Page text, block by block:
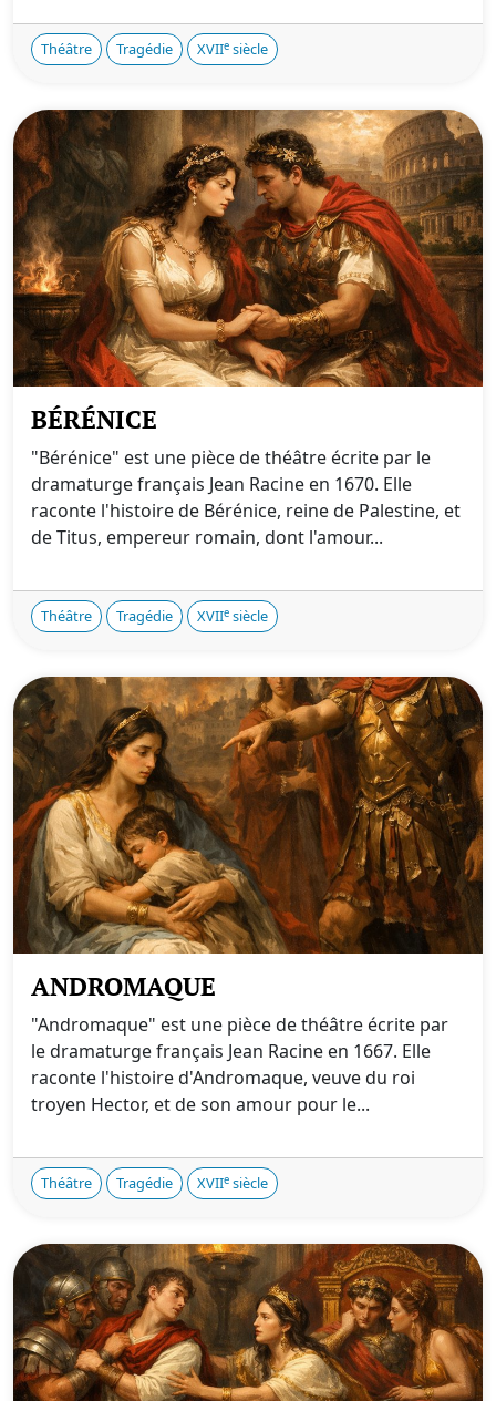
Théâtre Tragédie XVIIe siècle
BÉRÉNICE
"Bérénice" est une pièce de théâtre écrite par le
dramaturge français Jean Racine en 1670. Elle
raconte l'histoire de Bérénice, reine de Palestine, et
de Titus, empereur romain, dont l'amour...
Théâtre Tragédie XVIIe siècle
ANDROMAQUE
"Andromaque" est une pièce de théâtre écrite par
le dramaturge français Jean Racine en 1667. Elle
raconte l'histoire d'Andromaque, veuve du roi
troyen Hector, et de son amour pour le...
Théâtre Tragédie XVIIe siècle